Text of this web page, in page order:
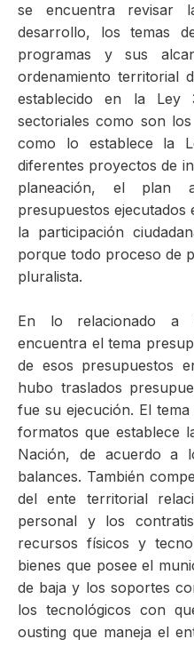
se encuentra revisar
desarrollo, los temas
programas y sus
ordenamiento territorial
establecido en la Ley
sectoriales como son
como lo establece la
diferentes proyectos de
planeación, el plan
presupuestos
la participación
porque todo proceso de
pluralista.
En lo relacionado a
encuentra el tema
de esos presupuestos
hubo traslados
fue su ejecución. El
formatos que establece
Nación, de acuerdo a
balances. También
del ente territorial
personal y los
recursos físicos y
bienes que posee el
de baja y los soportes
los tecnológicos con
ousting que maneja el